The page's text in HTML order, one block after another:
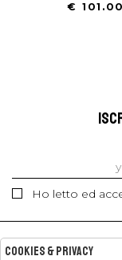
€ 101.00
Ho letto ed
Cookies & Privacy